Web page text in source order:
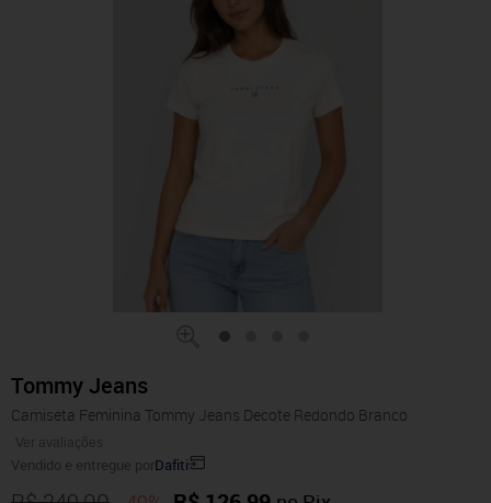
Tommy Jeans
Camiseta Feminina Tommy Jeans Decote Redondo Branco
Ver avaliações
Vendido e entregue porDafiti